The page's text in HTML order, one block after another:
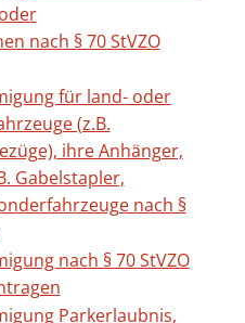
nach § 70 StVZO
für land- oder
(z.B.
ihre Anhänger,
Gabelstapler,
nach §
nach § 70 StVZO
Parkerlaubnis,